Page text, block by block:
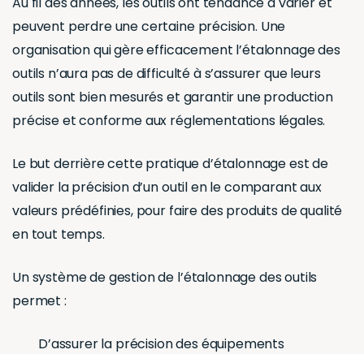
peuvent perdre une certaine précision. Une
organisation qui gère efficacement l’étalonnage des
outils n’aura pas de difficulté à s’assurer que leurs
outils sont bien mesurés et garantir une production
précise et conforme aux réglementations légales.
Le but derrière cette pratique d’étalonnage est de
valider la précision d’un outil en le comparant aux
valeurs prédéfinies, pour faire des produits de qualité
en tout temps.
Un système de gestion de l’étalonnage des outils
permet :
D’assurer la précision des équipements